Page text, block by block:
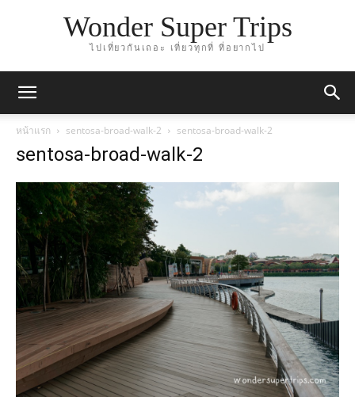
Wonder Super Trips
ไปเที่ยวกันเถอะ เที่ยวทุกที่ ที่อยากไป
หน้าแรก sentosa-broad-walk-2 sentosa-broad-walk-2
sentosa-broad-walk-2